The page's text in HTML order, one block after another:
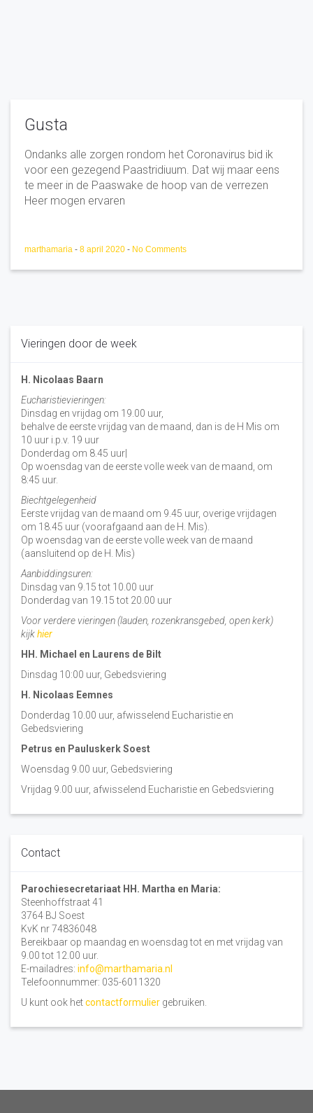
Gusta
Ondanks alle zorgen rondom het Coronavirus bid ik
voor een gezegend Paastridiuum. Dat wij maar eens
te meer in de Paaswake de hoop van de verrezen
Heer mogen ervaren
marthamaria - 8 april 2020 - No Comments
Vieringen door de week
H. Nicolaas Baarn
Eucharistievieringen:
Dinsdag en vrijdag om 19.00 uur,
behalve de eerste vrijdag van de maand, dan is de H Mis om
10 uur i.p.v. 19 uur
Donderdag om 8.45 uur|
Op woensdag van de eerste volle week van de maand, om
8:45 uur.
Biechtgelegenheid
Eerste vrijdag van de maand om 9.45 uur, overige vrijdagen
om 18.45 uur (voorafgaand aan de H. Mis).
Op woensdag van de eerste volle week van de maand
(aansluitend op de H. Mis)
Aanbiddingsuren:
Dinsdag van 9.15 tot 10.00 uur
Donderdag van 19.15 tot 20.00 uur
Voor verdere vieringen (lauden, rozenkransgebed, open kerk)
kijkhier
HH. Michael en Laurens de Bilt
Dinsdag 10:00 uur, Gebedsviering
H. Nicolaas Eemnes
Donderdag 10.00 uur, afwisselend Eucharistie en
Gebedsviering
Petrus en Pauluskerk Soest
Woensdag 9.00 uur, Gebedsviering
Vrijdag 9.00 uur, afwisselend Eucharistie en Gebedsviering
Contact
Parochiesecretariaat HH. Martha en Maria:
Steenhoffstraat 41
3764 BJ Soest
KvK nr 74836048
Bereikbaar op maandag en woensdag tot en met vrijdag van
9.00 tot 12.00 uur.
E-mailadres: info@marthamaria.nl
Telefoonnummer: 035-6011320
U kunt ook hetcontactformulier gebruiken.